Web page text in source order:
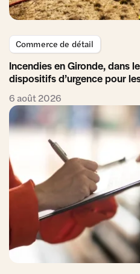
Commerce de détail
Incendies en Gironde, dans
dispositifs d’urgence pour
6 août 2026